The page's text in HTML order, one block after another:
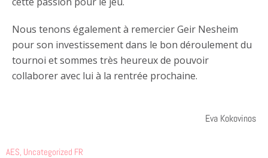
Nous tenons également à remercier Geir Nesheim
pour son investissement dans le bon déroulement du
tournoi et sommes très heureux de pouvoir
collaborer avec lui à la rentrée prochaine.
Eva Kokovinos
AES, Uncategorized FR